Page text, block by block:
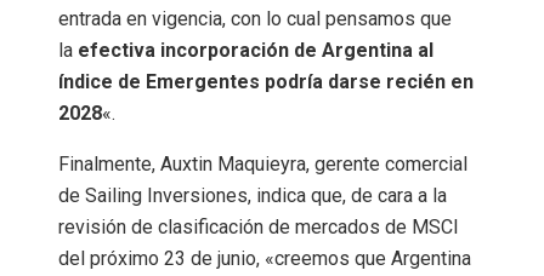
entrada en vigencia, con lo cual pensamos que
la efectiva incorporación de Argentina al
índice de Emergentes podría darse recién en
2028«.
Finalmente, Auxtin Maquieyra, gerente comercial
de Sailing Inversiones, indica que, de cara a la
revisión de clasificación de mercados de MSCI
del próximo 23 de junio, «creemos que Argentina